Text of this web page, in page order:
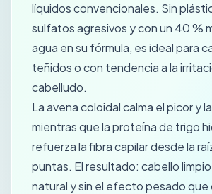
líquidos convencionales. Sin
sulfatos agresivos y con un 40 %
agua en su fórmula, es ideal para
teñidos o con tendencia a la
cabelludo.
La avena coloidal calma el picor y
mientras que la proteína de trigo
refuerza la fibra capilar desde la
puntas. El resultado: cabello
natural y sin el efecto pesado que